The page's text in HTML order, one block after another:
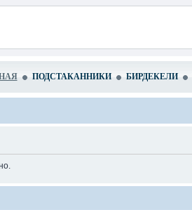
ПОДСТАКАННИКИ БИРДЕКЕЛИ